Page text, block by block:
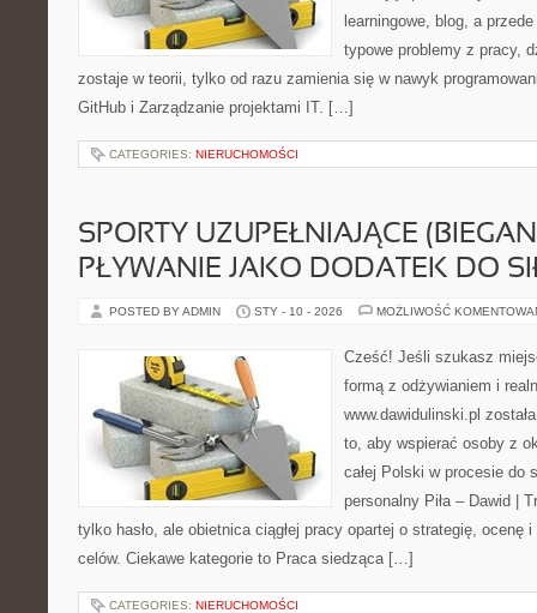
learningowe, blog, a
typowe problemy z pracy,
zostaje w teorii, tylko od razu zamienia się w nawyk
GitHub i Zarządzanie projektami IT. […]
CATEGORIES: NIERUCHOMOŚCI
SPORTY UZUPEŁNIAJĄCE
PŁYWANIE JAKO DODATEK DO
POSTED BY ADMIN STY - 10 - 2026 MOŻLIWOŚĆ
Cześć! Jeśli szukasz
formą z odżywianiem i
www.dawidulinski.pl
to, aby wspierać osoby z
całej Polski w procesie do
personalny Piła – Dawid |
tylko hasło, ale obietnica ciągłej pracy opartej o strategię, ocenę
celów. Ciekawe kategorie to Praca siedząca […]
CATEGORIES: NIERUCHOMOŚCI